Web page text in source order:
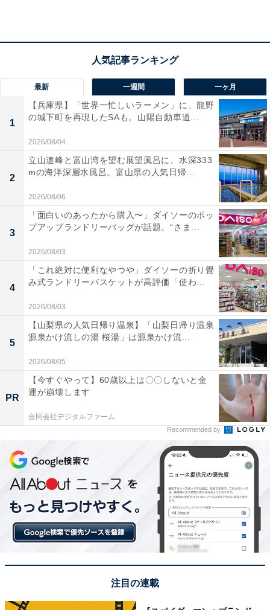
心ときめく！ 全国各地の「縁起物」とのご対面
全国各地の縁起物、お楽しみのドキドキ感！
そして、日本各地の作家さんや工房が手作りした縁起物
こそ「福缶」の目玉。干支をかたどったもの、鶴や獅子
舞など、縁起のいいモチーフが多彩に揃います。
筆者が今年ゲットしたのは、佐賀県鹿島市で作られた
「のごみ人形 青巳鈴」。のごみ人形は、日本三大稲荷の
1つ、祐徳稲荷神社の参拝土産として広まったもので
す。
最新 一週間 一ヶ月
1
【兵庫県】「世界一忙しいラーメン」に、龍野
の城下町を再現したSAも。山陽自動車道...
2026/08/04
2
立山連峰と富山湾を望む展望風呂に、水深333
mの海洋深層水風呂。富山県の人気日帰...
2026/08/06
3
「面白いのあったから購入〜」ダイソーのポッ
プアップランドリーバッグが話題。“さま...
2026/08/03
4
「これ絶対に便利なやつや」ダイソーの折り畳
み式ランドリーバスケットが高評価「使わ...
2026/08/03
5
【山梨県の人気日帰り温泉】「山梨日帰り温泉
源泉かけ流しの湯 桜湯」は源泉かけ流...
2026/08/05
PR
【今すぐやって】60歳以上は〇〇しないと金
運が崩壊します
合同会社デジタルファーム
Recommended by
注目の連載